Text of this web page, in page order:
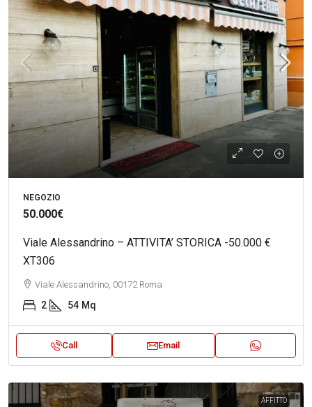
NEGOZIO
50.000€
Viale Alessandrino – ATTIVITA’ STORICA -50.000 €
XT306
Viale Alessandrino, 00172 Roma
2 54 Mq
Call Email
AFFITTO